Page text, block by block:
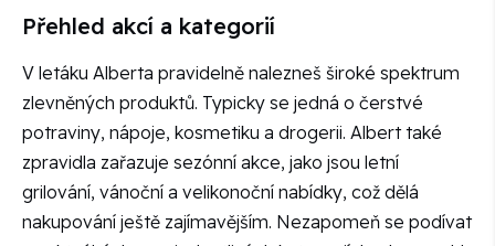
Přehled akcí a kategorií
V letáku Alberta pravidelně nalezneš široké spektrum
zlevněných produktů. Typicky se jedná o čerstvé
potraviny, nápoje, kosmetiku a drogerii. Albert také
zpravidla zařazuje sezónní akce, jako jsou letní
grilování, vánoční a velikonoční nabídky, což dělá
nakupování ještě zajímavějším. Nezapomeň se podívat